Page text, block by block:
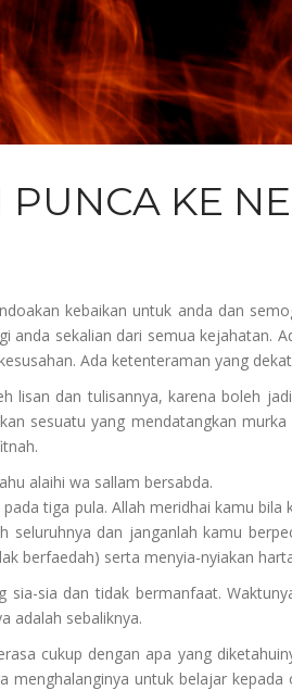
KE
kebaikan untuk anda dan
sekalian dari semua kejahatan.
Ada ketenteraman yang
lisan dan tulisannya, karena boleh
sesuatu yang mendatangkan
alaihi wa sallam bersabda.
tiga pula. Allah meridhai kamu
dan janganlah kamu
berfaedah) serta menyia-nyiakan
sia dan tidak bermanfaat.
adalah sebaliknya.
cukup dengan apa yang
untuk belajar